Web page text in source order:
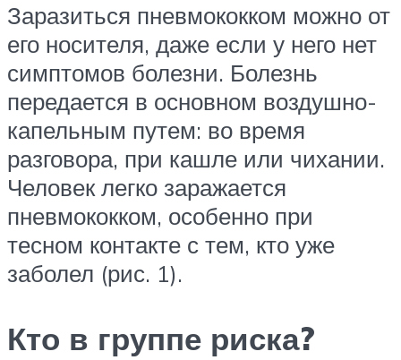
Заразиться пневмококком можно от
его носителя, даже если у него нет
симптомов болезни. Болезнь
передается в основном воздушно-
капельным путем: во время
разговора, при кашле или чихании.
Человек легко заражается
пневмококком, особенно при
тесном контакте с тем, кто уже
заболел (рис. 1).
Кто в группе риска?